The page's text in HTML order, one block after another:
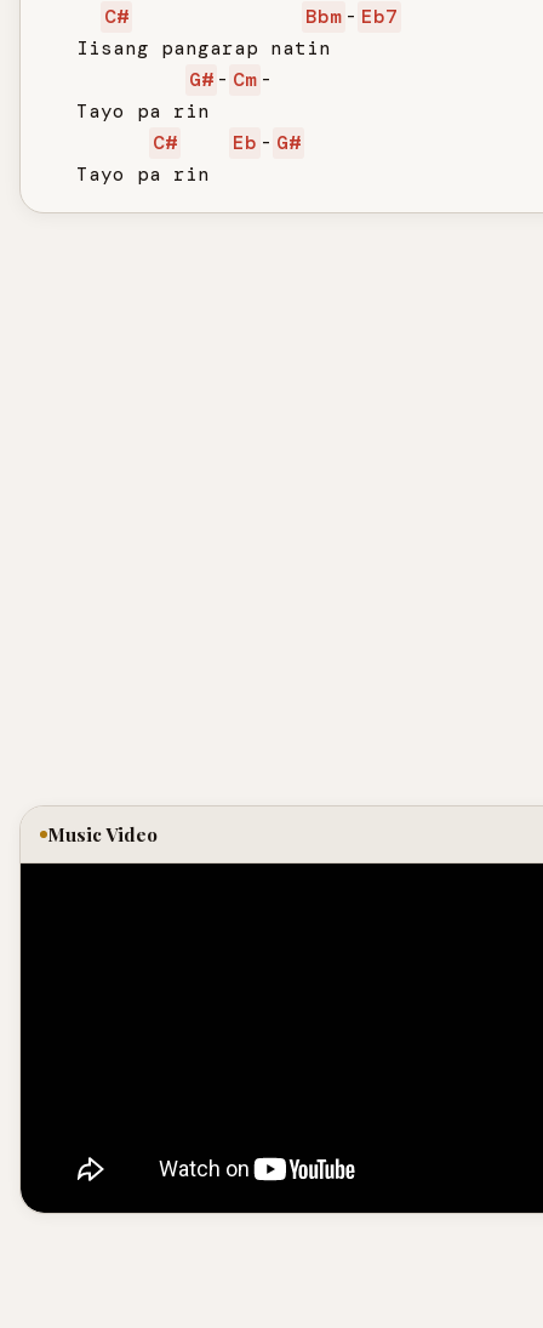
C# Bbm - Eb7
   Iisang pangarap natin
G# - Cm -
   Tayo pa rin
C#
Eb - G#
   Tayo pa rin
Music Video